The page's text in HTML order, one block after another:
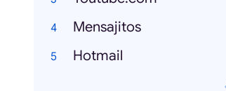
Mensajitos
Hotmail